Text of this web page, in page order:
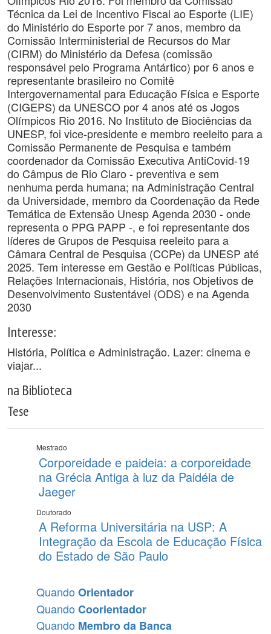
Técnica da Lei de Incentivo Fiscal ao Esporte (LIE)
do Ministério do Esporte por 7 anos, membro da
Comissão Interministerial de Recursos do Mar
(CIRM) do Ministério da Defesa (comissão
responsável pelo Programa Antártico) por 6 anos e
representante brasileiro no Comitê
Intergovernamental para Educação Física e Esporte
(CIGEPS) da UNESCO por 4 anos até os Jogos
Olímpicos Rio 2016. No Instituto de Biociências da
UNESP, foi vice-presidente e membro reeleito para a
Comissão Permanente de Pesquisa e também
coordenador da Comissão Executiva AntiCovid-19
do Câmpus de Rio Claro - preventiva e sem
nenhuma perda humana; na Administração Central
da Universidade, membro da Coordenação da Rede
Temática de Extensão Unesp Agenda 2030 - onde
representa o PPG PAPP -, e foi representante dos
líderes de Grupos de Pesquisa reeleito para a
Câmara Central de Pesquisa (CCPe) da UNESP até
2025. Tem interesse em Gestão e Políticas Públicas,
Relações Internacionais, História, nos Objetivos de
Desenvolvimento Sustentável (ODS) e na Agenda
2030
Interesse:
História, Política e Administração. Lazer: cinema e
viajar...
na Biblioteca
Tese
Mestrado
Corporeidade e paideia: a corporeidade
na Grécia Antiga à luz da Paidéia de
Jaeger
Doutorado
A Reforma Universitária na USP: A
Integração da Escola de Educação Física
do Estado de São Paulo
Quando Orientador
Quando Coorientador
Quando Membro da Banca